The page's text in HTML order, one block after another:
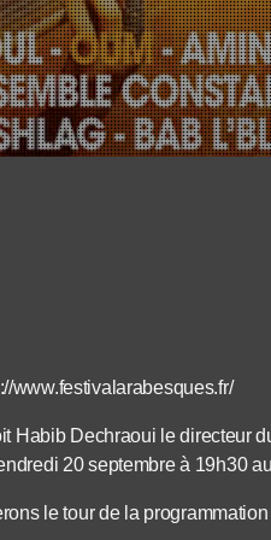
www.festivalarabesques.fr/
Habib Dechraoui le directeur
20 septembre à 19h30
le tour de la